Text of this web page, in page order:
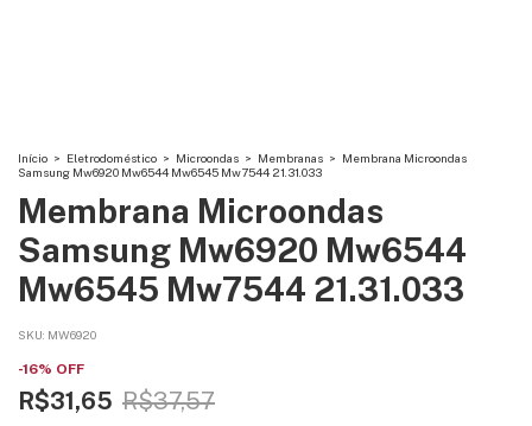
Início > Eletrodoméstico > Microondas > Membranas > Membrana Microondas
Samsung Mw6920 Mw6544 Mw6545 Mw7544 21.31.033
Membrana Microondas
Samsung Mw6920 Mw6544
Mw6545 Mw7544 21.31.033
SKU: MW6920
-16% OFF
R$31,65 R$37,57